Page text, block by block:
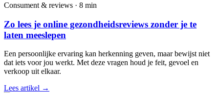
Consument & reviews · 8 min
Zo lees je online gezondheidsreviews zonder je te
laten meeslepen
Een persoonlijke ervaring kan herkenning geven, maar bewijst niet
dat iets voor jou werkt. Met deze vragen houd je feit, gevoel en
verkoop uit elkaar.
Lees artikel →